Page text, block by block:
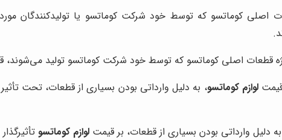
اصلی کوماتسو که توسط خود شرکت کوماتسو یا تولیدکنندگان
قطعات اصلی کوماتسو که توسط خود شرکت کوماتسو تولید می‌شوند،
لوازم کوماتسو، به دلیل وارداتی بودن بسیاری از قطعات، تحت
به دلیل وارداتی بودن بسیاری از قطعات، بر قیمت لوازم کوماتسو